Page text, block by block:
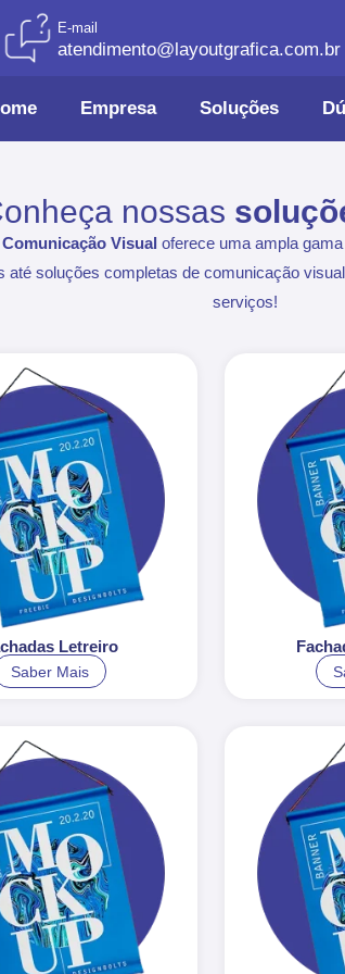
E-mail
atendimento@layoutgrafica.com.br
Empresa Soluções
nossas
Visualoferece uma ampla
até soluções completas de comunicação
serviços!
Letreiro
Saber Mais